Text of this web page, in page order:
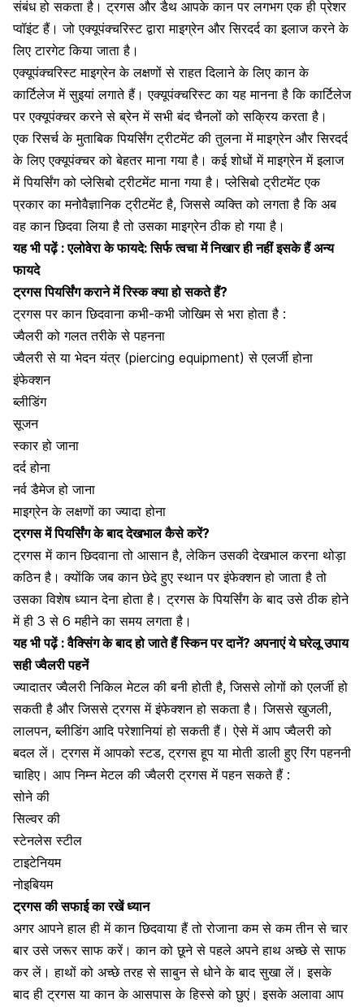
संबंध हो सकता है। ट्रगस और डैथ आपके कान पर लगभग एक ही प्रेशर
प्वॉइंट हैं। जो एक्यूपंक्चरिस्ट द्वारामाइग्रेन और सिरदर्द का इलाजकरने के
लिए टारगेट किया जाता है।
एक्यूपंक्चरिस्टमाइग्रेन के लक्षणों से राहत दिलानेके लिए कान के
कार्टिलेज में सुइयां लगाते हैं। एक्यूपंक्चरिस्ट का यह मानना है कि कार्टिलेज
पर एक्यूपंक्चर करने से ब्रेन में सभी बंद चैनलों को सक्रिय करता है।
एक रिसर्च के मुताबिक पियर्सिंग ट्रीटमेंट की तुलना मेंमाइग्रेन और सिरदर्द
के लिए एक्यूपंक्चरको बेहतर माना गया है। कई शोधों में माइग्रेन में इलाज
में पियर्सिंग को प्लेसिबो ट्रीटमेंट माना गया है। प्लेसिबो ट्रीटमेंट एक
प्रकार का मनोवैज्ञानिक ट्रीटमेंट है, जिससे व्यक्ति को लगता है कि अब
वह कान छिदवा लिया है तो उसका माइग्रेन ठीक हो गया है।
यह भी पढ़ें :एलोवेरा के फायदे: सिर्फ त्वचा में निखार ही नहीं इसके हैं अन्य
फायदे
ट्रगस पियर्सिंग कराने में रिस्क क्या हो सकते हैं?
ट्रगस पर कान छिदवाना कभी-कभी जोखिम से भरा होता है :
ज्वैलरी को गलत तरीके से पहनना
ज्वैलरी से या भेदन यंत्र (piercing equipment) से एलर्जी होना
इंफेक्शन
ब्लीडिंग
सूजन
स्कार हो जाना
दर्द होना
नर्व डैमेज हो जाना
माइग्रेन के लक्षणों का ज्यादा होना
ट्रगस में पियर्सिंग के बाद देखभाल कैसे करें?
ट्रगस में कान छिदवाना तो आसान है, लेकिन उसकी देखभाल करना थोड़ा
कठिन है। क्योंकि जब कान छेदे हुए स्थान पर इंफेक्शन हो जाता है तो
उसका विशेष ध्यान देना होता है। ट्रगस के पियर्सिंग के बाद उसे ठीक होने
में ही 3 से 6 महीने का समय लगता है।
यह भी पढ़ें :वैक्सिंग के बाद हो जाते हैं स्किन पर दानें? अपनाएं ये घरेलू उपाय
सही ज्वैलरी पहनें
ज्यादातर ज्वैलरी निकिल मेटल की बनी होती है, जिससे लोगों को एलर्जी हो
सकती है और जिससे ट्रगस में इंफेक्शन हो सकता है। जिससेखुजली,
लालपन, ब्लीडिंग आदि परेशानियां हो सकती हैं। ऐसे में आप ज्वैलरी को
बदल लें। ट्रगस में आपको स्टड, ट्रगस हूप या मोती डाली हुए रिंग पहननी
चाहिए। आप निम्न मेटल की ज्वैलरी ट्रगस में पहन सकते हैं :
सोने की
सिल्वर की
स्टेनलेस स्टील
टाइटेनियम
नोइबियम
ट्रगस की सफाई का रखें ध्यान
अगर आपने हाल ही में कान छिदवाया हैं तो रोजाना कम से कम तीन से चार
बार उसे जरूर साफ करें।कान को छूने से पहले अपने हाथ अच्छे से साफ
कर लें। हाथों को अच्छे तरह सेसाबुन से धोने के बाद सुखा लें। इसके
बाद ही ट्रगस या कान के आसपास के हिस्से को छुएं। इसके अलावा आप